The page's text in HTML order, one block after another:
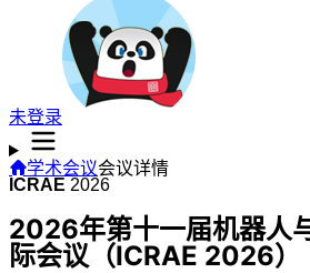
未登录
学术会议会议详情
ICRAE 2026
2026年第十一届机器人
际会议（ICRAE 2026）